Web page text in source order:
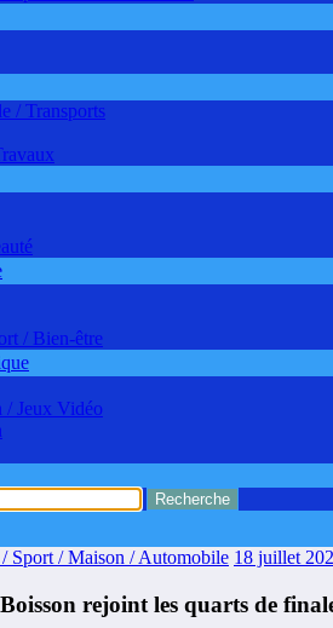
/ Transports
/ Bien-être
/ Jeux Vidéo
Sport / Maison / Automobile 18 juillet
rejoint les quarts de